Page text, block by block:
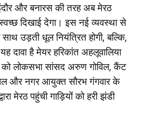
और बनारस की तरह अब मेरठ
दिखाई देगा। इस नई व्यवस्था से
उड़ती धूल नियंत्रित होगी, बल्कि,
दावा है मेयर हरिकांत अहलूवालिया
को लोकसभा सांसद अरुण गोविल, कैंट
और नगर आयुक्त सौरभ गंगवार के
मेरठ पहुंची गाड़ियों को हरी झंडी